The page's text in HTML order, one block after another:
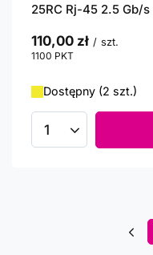
25RC Rj-45 2.5 Gb/s
110,00 zł / szt.
1100 PKT
Dostępny (2 szt.)
Ilość produktów